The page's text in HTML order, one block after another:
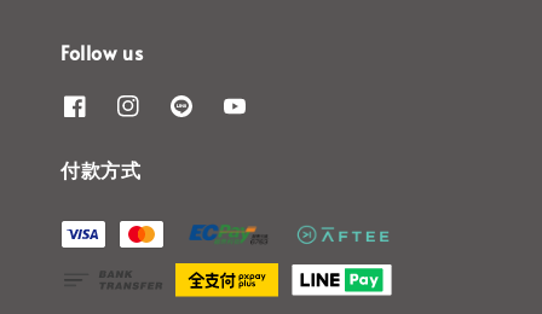
Follow us
付款方式